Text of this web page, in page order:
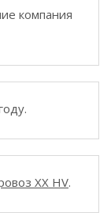
компания
XX HV.